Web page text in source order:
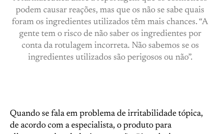
podem causar reações, mas que os não se sabe quais
foram os ingredientes utilizados têm mais chances. “A
gente tem o risco de não saber os ingredientes por
conta da rotulagem incorreta. Não sabemos se os
ingredientes utilizados são perigosos ou não”.
Quando se fala em problema de irritabilidade tópica,
de acordo com a especialista, o produto para